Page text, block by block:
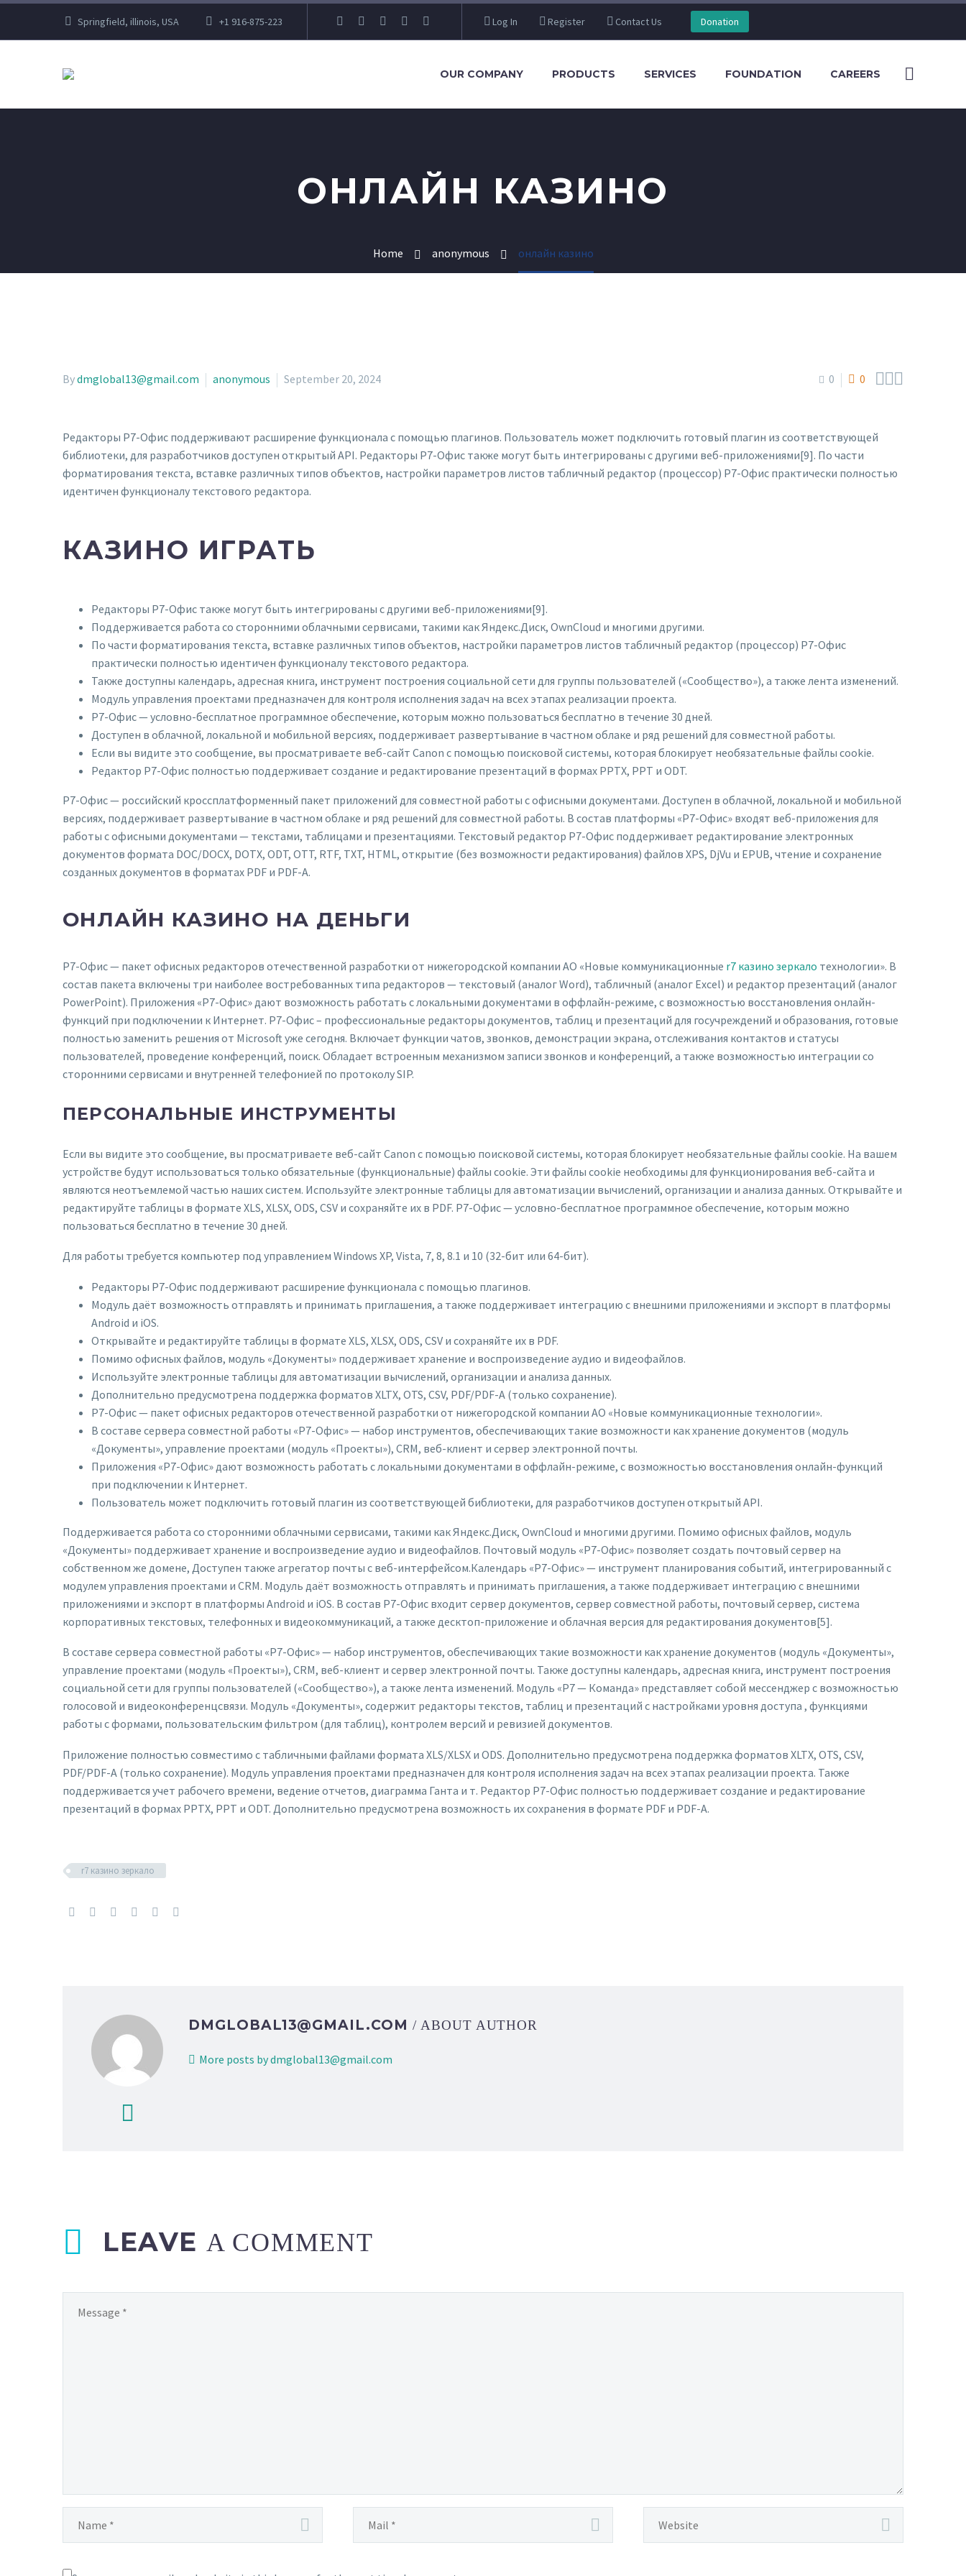
Springfield, illinois, USA +1 916-875-223 Log In Register Contact Us Donation
OUR COMPANY PRODUCTS SERVICES FOUNDATION CAREERS
ОНЛАЙН КАЗИНО
Home anonymous онлайн казино
0 0 
Bydmglobal13@gmail.com anonymous September 20, 2024
Редакторы Р7-Офис поддерживают расширение функционала с помощью плагинов. Пользователь может подключить готовый плагин из соответствующей
библиотеки, для разработчиков доступен открытый API. Редакторы Р7-Офис также могут быть интегрированы с другими веб-приложениями[9]. По части
форматирования текста, вставке различных типов объектов, настройки параметров листов табличный редактор (процессор) Р7-Офис практически полностью
идентичен функционалу текстового редактора.
КАЗИНО ИГРАТЬ
Редакторы Р7-Офис также могут быть интегрированы с другими веб-приложениями[9].
Поддерживается работа со сторонними облачными сервисами, такими как Яндекс.Диск, OwnCloud и многими другими.
По части форматирования текста, вставке различных типов объектов, настройки параметров листов табличный редактор (процессор) Р7-Офис
практически полностью идентичен функционалу текстового редактора.
Также доступны календарь, адресная книга, инструмент построения социальной сети для группы пользователей («Сообщество»), а также лента изменений.
Модуль управления проектами предназначен для контроля исполнения задач на всех этапах реализации проекта.
Р7-Офис — условно-бесплатное программное обеспечение, которым можно пользоваться бесплатно в течение 30 дней.
Доступен в облачной, локальной и мобильной версиях, поддерживает развертывание в частном облаке и ряд решений для совместной работы.
Если вы видите это сообщение, вы просматриваете веб-сайт Canon с помощью поисковой системы, которая блокирует необязательные файлы cookie.
Редактор Р7-Офис полностью поддерживает создание и редактирование презентаций в формах PPTX, PPT и ODT.
Р7-Офис — российский кроссплатформенный пакет приложений для совместной работы с офисными документами. Доступен в облачной, локальной и мобильной
версиях, поддерживает развертывание в частном облаке и ряд решений для совместной работы. В состав платформы «Р7-Офис» входят веб-приложения для
работы с офисными документами — текстами, таблицами и презентациями. Текстовый редактор Р7-Офис поддерживает редактирование электронных
документов формата DOC/DOCX, DOTX, ODT, OTT, RTF, TXT, HTML, открытие (без возможности редактирования) файлов XPS, DjVu и EPUB, чтение и сохранение
созданных документов в форматах PDF и PDF-А.
ОНЛАЙН КАЗИНО НА ДЕНЬГИ
Р7-Офис — пакет офисных редакторов отечественной разработки от нижегородской компании АО «Новые коммуникационные r7 казино зеркало технологии». В
состав пакета включены три наиболее востребованных типа редакторов — текстовый (аналог Word), табличный (аналог Excel) и редактор презентаций (аналог
PowerPoint). Приложения «Р7-Офис» дают возможность работать с локальными документами в оффлайн-режиме, с возможностью восстановления онлайн-
функций при подключении к Интернет. Р7-Офис – профессиональные редакторы документов, таблиц и презентаций для госучреждений и образования, готовые
полностью заменить решения от Microsoft уже сегодня. Включает функции чатов, звонков, демонстрации экрана, отслеживания контактов и статусы
пользователей, проведение конференций, поиск. Обладает встроенным механизмом записи звонков и конференций, а также возможностью интеграции со
сторонними сервисами и внутренней телефонией по протоколу SIP.
ПЕРСОНАЛЬНЫЕ ИНСТРУМЕНТЫ
Если вы видите это сообщение, вы просматриваете веб-сайт Canon с помощью поисковой системы, которая блокирует необязательные файлы cookie. На вашем
устройстве будут использоваться только обязательные (функциональные) файлы cookie. Эти файлы cookie необходимы для функционирования веб-сайта и
являются неотъемлемой частью наших систем. Используйте электронные таблицы для автоматизации вычислений, организации и анализа данных. Открывайте и
редактируйте таблицы в формате XLS, XLSX, ODS, CSV и сохраняйте их в PDF. Р7-Офис — условно-бесплатное программное обеспечение, которым можно
пользоваться бесплатно в течение 30 дней.
Для работы требуется компьютер под управлением Windows XP, Vista, 7, 8, 8.1 и 10 (32-бит или 64-бит).
Редакторы Р7-Офис поддерживают расширение функционала с помощью плагинов.
Модуль даёт возможность отправлять и принимать приглашения, а также поддерживает интеграцию с внешними приложениями и экспорт в платформы
Android и iOS.
Открывайте и редактируйте таблицы в формате XLS, XLSX, ODS, CSV и сохраняйте их в PDF.
Помимо офисных файлов, модуль «Документы» поддерживает хранение и воспроизведение аудио и видеофайлов.
Используйте электронные таблицы для автоматизации вычислений, организации и анализа данных.
Дополнительно предусмотрена поддержка форматов XLTX, OTS, CSV, PDF/PDF-A (только сохранение).
Р7-Офис — пакет офисных редакторов отечественной разработки от нижегородской компании АО «Новые коммуникационные технологии».
В составе сервера совместной работы «Р7-Офис» — набор инструментов, обеспечивающих такие возможности как хранение документов (модуль
«Документы», управление проектами (модуль «Проекты»), CRM, веб-клиент и сервер электронной почты.
Приложения «Р7-Офис» дают возможность работать с локальными документами в оффлайн-режиме, с возможностью восстановления онлайн-функций
при подключении к Интернет.
Пользователь может подключить готовый плагин из соответствующей библиотеки, для разработчиков доступен открытый API.
Поддерживается работа со сторонними облачными сервисами, такими как Яндекс.Диск, OwnCloud и многими другими. Помимо офисных файлов, модуль
«Документы» поддерживает хранение и воспроизведение аудио и видеофайлов. Почтовый модуль «Р7-Офис» позволяет создать почтовый сервер на
собственном же домене, Доступен также агрегатор почты с веб-интерфейсом.Календарь «Р7-Офис» — инструмент планирования событий, интегрированный с
модулем управления проектами и CRM. Модуль даёт возможность отправлять и принимать приглашения, а также поддерживает интеграцию с внешними
приложениями и экспорт в платформы Android и iOS. В состав Р7-Офис входит сервер документов, сервер совместной работы, почтовый сервер, система
корпоративных текстовых, телефонных и видеокоммуникаций, а также десктоп-приложение и облачная версия для редактирования документов[5].
В составе сервера совместной работы «Р7-Офис» — набор инструментов, обеспечивающих такие возможности как хранение документов (модуль «Документы»,
управление проектами (модуль «Проекты»), CRM, веб-клиент и сервер электронной почты. Также доступны календарь, адресная книга, инструмент построения
социальной сети для группы пользователей («Сообщество»), а также лента изменений. Модуль «Р7 — Команда» представляет собой мессенджер с возможностью
голосовой и видеоконференцсвязи. Модуль «Документы», содержит редакторы текстов, таблиц и презентаций с настройками уровня доступа , функциями
работы с формами, пользовательским фильтром (для таблиц), контролем версий и ревизией документов.
Приложение полностью совместимо с табличными файлами формата XLS/XLSX и ODS. Дополнительно предусмотрена поддержка форматов XLTX, OTS, CSV,
PDF/PDF-A (только сохранение). Модуль управления проектами предназначен для контроля исполнения задач на всех этапах реализации проекта. Также
поддерживается учет рабочего времени, ведение отчетов, диаграмма Ганта и т. Редактор Р7-Офис полностью поддерживает создание и редактирование
презентаций в формах PPTX, PPT и ODT. Дополнительно предусмотрена возможность их сохранения в формате PDF и PDF-A.
r7 казино зеркало
DMGLOBAL13@GMAIL.COM / ABOUT AUTHOR
More posts by dmglobal13@gmail.com
LEAVE A COMMENT